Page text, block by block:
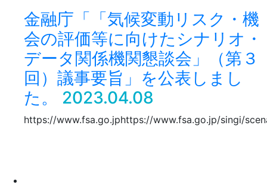
金融庁「「気候変動リスク・機
会の評価等に向けたシナリオ・
データ関係機関懇談会」（第３
回）議事要旨」を公表しまし
た。
2023.04.08
https://www.fsa.go.jphttps://www.fsa.go.jp/singi/